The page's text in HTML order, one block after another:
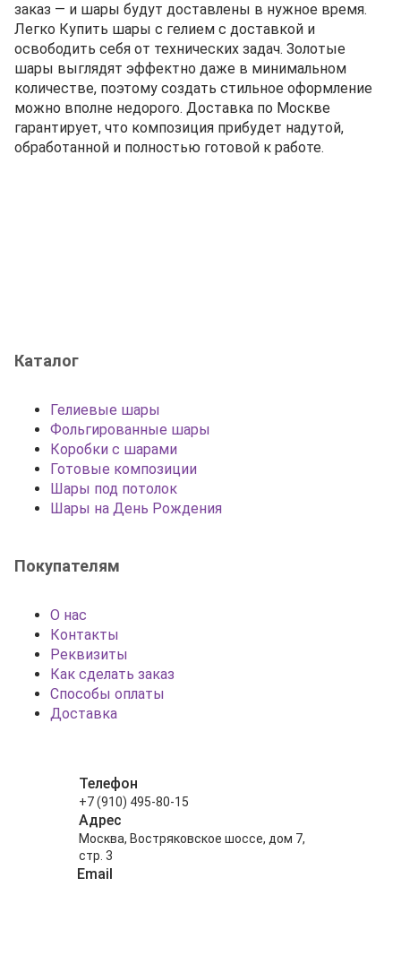
заказ — и шары будут доставлены в нужное время.
Легко Купить шары с гелием с доставкой и
освободить себя от технических задач. Золотые
шары выглядят эффектно даже в минимальном
количестве, поэтому создать стильное оформление
можно вполне недорого. Доставка по Москве
гарантирует, что композиция прибудет надутой,
обработанной и полностью готовой к работе.
Каталог
Гелиевые шары
Фольгированные шары
Коробки с шарами
Готовые композиции
Шары под потолок
Шары на День Рождения
Покупателям
О нас
Контакты
Реквизиты
Как сделать заказ
Способы оплаты
Доставка
Телефон
+7 (910) 495-80-15
Адрес
Москва, Востряковское шоссе, дом 7,
стр. 3
Email